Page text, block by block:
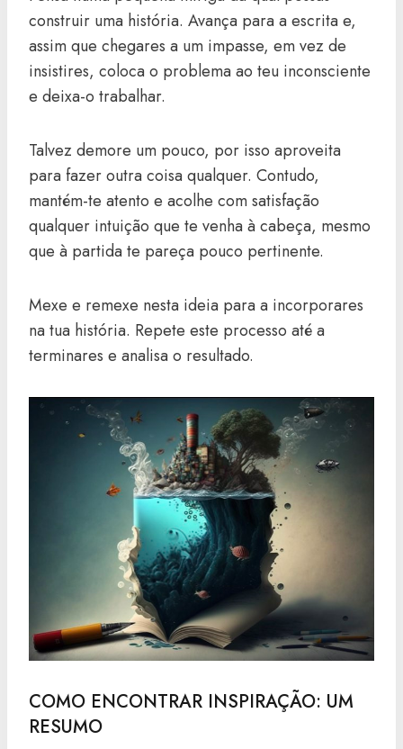
construir uma história. Avança para a escrita e,
assim que chegares a um impasse, em vez de
insistires, coloca o problema ao teu inconsciente
e deixa-o trabalhar.
Talvez demore um pouco, por isso aproveita
para fazer outra coisa qualquer. Contudo,
mantém-te atento e acolhe com satisfação
qualquer intuição que te venha à cabeça, mesmo
que à partida te pareça pouco pertinente.
Mexe e remexe nesta ideia para a incorporares
na tua história. Repete este processo até a
terminares e analisa o resultado.
COMO ENCONTRAR INSPIRAÇÃO: UM
RESUMO